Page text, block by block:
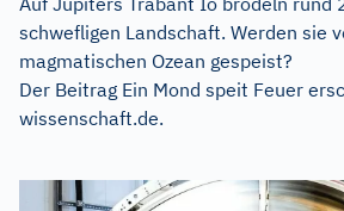
schwefligen Landschaft. Werden sie
magmatischen Ozean gespeist?
Der Beitrag Ein Mond speit Feuer
wissenschaft.de.